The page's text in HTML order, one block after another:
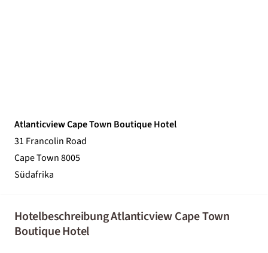
Atlanticview Cape Town Boutique Hotel
31 Francolin Road
Cape Town 8005
Südafrika
Hotelbeschreibung Atlanticview Cape Town
Boutique Hotel